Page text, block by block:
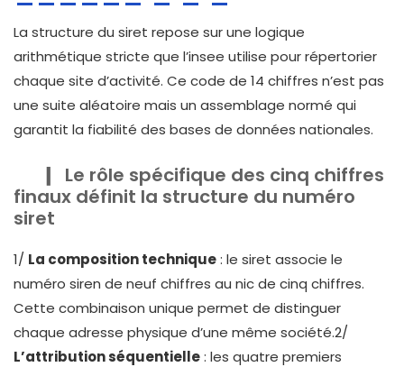
La structure du siret repose sur une logique
arithmétique stricte que l’insee utilise pour répertorier
chaque site d’activité. Ce code de 14 chiffres n’est pas
une suite aléatoire mais un assemblage normé qui
garantit la fiabilité des bases de données nationales.
Le rôle spécifique des cinq chiffres
finaux définit la structure du numéro
siret
1/ La composition technique: le siret associe le
numéro siren de neuf chiffres au nic de cinq chiffres.
Cette combinaison unique permet de distinguer
chaque adresse physique d’une même société.2/
L’attribution séquentielle: les quatre premiers